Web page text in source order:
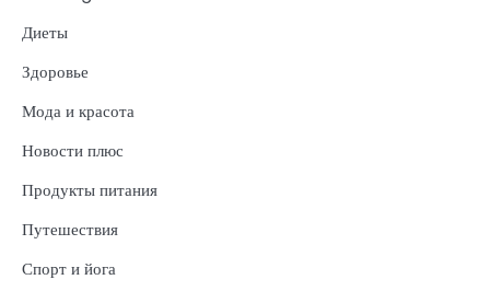
Диеты
Здоровье
Мода и красота
Новости плюс
Продукты питания
Путешествия
Спорт и йога